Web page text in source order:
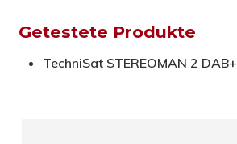
Getestete Produkte
TechniSat STEREOMAN 2 DAB+